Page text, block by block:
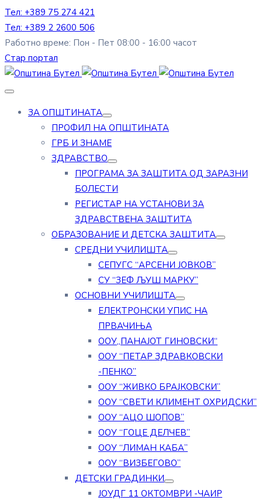
Тел: +389 75 274 421
Тел: +389 2 2600 506
Работно време: Пон - Пет 08:00 - 16:00 часот
Стар портал
ЗА ОПШТИНАТА
ПРОФИЛ НА ОПШТИНАТА
ГРБ И ЗНАМЕ
ЗДРАВСТВО
ПРОГРАМА ЗА ЗАШТИТА ОД ЗАРАЗНИ
БОЛЕСТИ
РЕГИСТАР НА УСТАНОВИ ЗА
ЗДРАВСТВЕНА ЗАШТИТА
ОБРАЗОВАНИЕ И ДЕТСКА ЗАШТИТА
СРЕДНИ УЧИЛИШТА
СЕПУГС “АРСЕНИ ЈОВКОВ”
СУ “ЗЕФ ЉУШ МАРКУ”
ОСНОВНИ УЧИЛИШТА
ЕЛЕКТРОНСКИ УПИС НА
ПРВАЧИЊА
ООУ„ПАНАЈОТ ГИНОВСКИ“
ООУ “ПЕТАР ЗДРАВКОВСКИ
-ПЕНКО”
ООУ “ЖИВКО БРАЈКОВСКИ”
ООУ “СВЕТИ КЛИМЕНТ ОХРИДСКИ”
ООУ “АЦО ШОПОВ”
ООУ “ГОЦЕ ДЕЛЧЕВ”
ООУ “ЛИМАН КАБА”
ООУ “ВИЗБЕГОВО”
ДЕТСКИ ГРАДИНКИ
ЈОУДГ 11 ОКТОМВРИ -ЧАИР